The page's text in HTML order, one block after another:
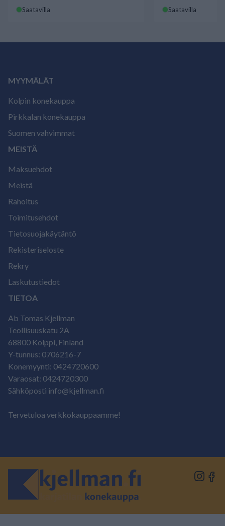
Saatavilla Saatavilla
MYYMÄLÄT
Kolpin konekauppa
Pirkkalan konekauppa
Suomen vahvimmat
MEISTÄ
Maksuehdot
Meistä
Rahoitus
Toimitusehdot
Tietosuojakäytäntö
Rekisteriseloste
Rekry
Laskutustiedot
TIETOA
Ab Tomas Kjellman
Teollisuuskatu 2A
68800 Kolppi, Finland
Y-tunnus: 0706216-7
Konemyynti: 0424720600
Varaosat: 0424720300
Sähköposti info@kjellman.fi
Tervetuloa verkkokauppaamme!